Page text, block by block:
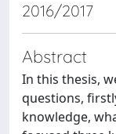
2016/2017
Abstract
In this thesis,
questions,
knowledge,